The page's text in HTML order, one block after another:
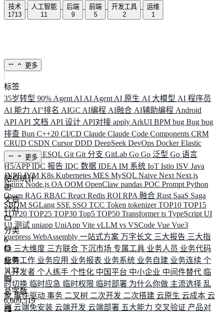
技术
1713
人工智能
11
后端
9
前端
5
开发工具
2
运维
1
更多
标签
35岁转型 90% Agent AI AI Agent AI 原生 AI 大模型 AI 程序员
AI 能力 AI"排名 AIGC AI编程 AI融合 AI辅助编程 Android
API API 文档 API 设计 API对接 apply ArkUI BPM bug Bug bug
排查 Bun C++20 CI/CD Claude Claude Code Components CRM
CRUD CSDN CursorDDD DeepSeek DevOps DockerElastic
ELK ElysiaESQL Git Git 分支 GitLab Go Go 泛型 Go 语言
H5/APPIDC 报告 IDC 数据 IDEA IM 系统 IoT Istio ISV Java
JNPFJVM K8s Kubernetes MES MySQL Naive Next Next.js
NginxNode.js OA OOM OpenClaw pandas POC Prompt Python
Qwen RAG RBAC React Redis ROI RPA 融合 Rust SaaS Saga
SBOM SGLang SSE SSO TCC Token tokenizerTOP10 TOP15
TOP20 TOP25 TOP30 Top5 TOP50 Transformerts TypeScript UI
UI 测试 uniapp UniApp Vite vLLM vs VSCode Vue Vue3
vuepress WebAssembly 一站式方案 万字长文 三大报告 三大指
标 三大维度 三方联合 下沉市场 专属工具 业务人员 业务代码
业务工作 业务应用 业务报表 业务系统 业务自建 业务连续 个
人开发者 个人练手 个性化 中国平台 中小企业 中间件替代 临
时切换 临时应急 临时权限 临时部署 为什么你做 主流选择 乱
象 事件驱动 事务 二叉树 二次开发 二次搭建 云原生 云成本 云
端 云端免安装 云端开发 云端部署 五大能力 交叉验证 产品对
更多
站点统计
文章
1741
分类
6
标签
1132
总字数
6,609,519